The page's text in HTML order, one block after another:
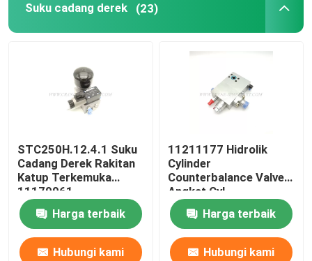
Suku cadang derek (23)
STC250H.12.4.1 Suku
Cadang Derek Rakitan
Katup Terkemuka
11179961
Harga terbaik
Hubungi kami
11211177 Hidrolik
Cylinder
Counterbalance Valve
Angkat Cyl
STC750.4.1.19.10
Harga terbaik
Hubungi kami